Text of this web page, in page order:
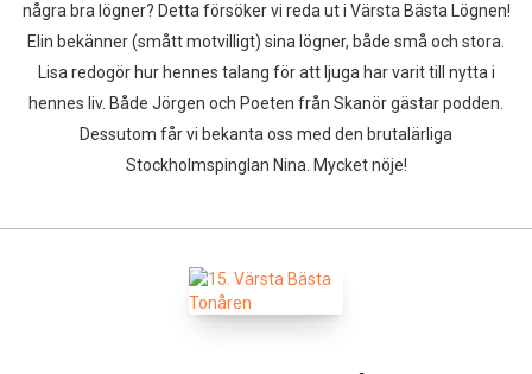
några bra lögner? Detta försöker vi reda ut i Värsta Bästa Lögnen!
Elin bekänner (smått motvilligt) sina lögner, både små och stora.
Lisa redogör hur hennes talang för att ljuga har varit till nytta i
hennes liv. Både Jörgen och Poeten från Skanör gästar podden.
Dessutom får vi bekanta oss med den brutalärliga
Stockholmspinglan Nina. Mycket nöje!